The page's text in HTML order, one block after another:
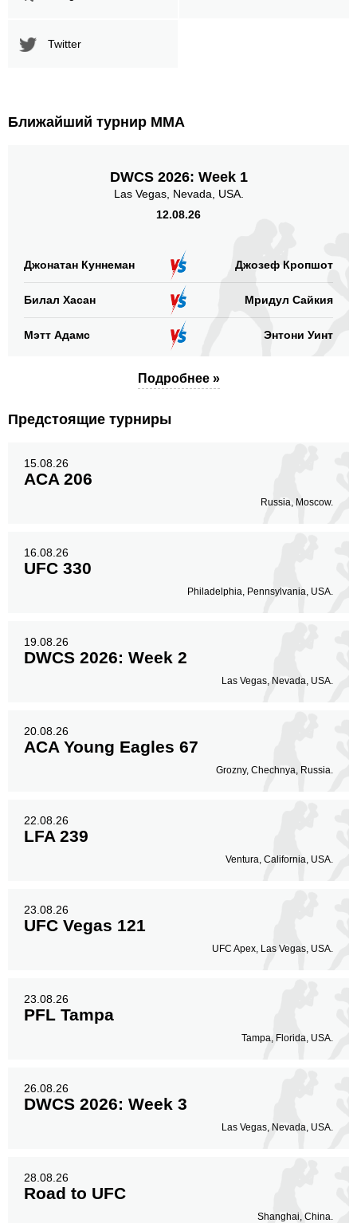
Twitter
Ближайший турнир ММА
DWCS 2026: Week 1
Las Vegas, Nevada, USA.
12.08.26
Джонатан Куннеман Джозеф Кропшот
Билал Хасан Мридул Сайкия
Мэтт Адамс Энтони Уинт
Подробнее »
Предстоящие турниры
15.08.26
ACA 206
Russia, Moscow.
16.08.26
UFC 330
Philadelphia, Pennsylvania, USA.
19.08.26
DWCS 2026: Week 2
Las Vegas, Nevada, USA.
20.08.26
ACA Young Eagles 67
Grozny, Chechnya, Russia.
22.08.26
LFA 239
Ventura, California, USA.
23.08.26
UFC Vegas 121
UFC Apex, Las Vegas, USA.
23.08.26
PFL Tampa
Tampa, Florida, USA.
26.08.26
DWCS 2026: Week 3
Las Vegas, Nevada, USA.
28.08.26
Road to UFC
Shanghai, China.